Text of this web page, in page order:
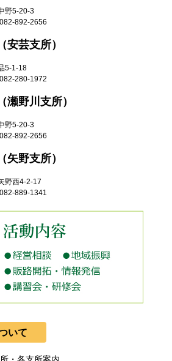
野5-20-3
082-892-2656
安芸支所）
5-1-18
082-280-1972
瀬野川支所）
野5-20-3
082-892-2656
矢野支所）
野西4-2-17
082-889-1341
いて